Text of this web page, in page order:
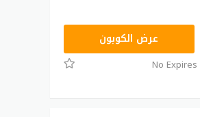
عرض الكوبون
No Expires